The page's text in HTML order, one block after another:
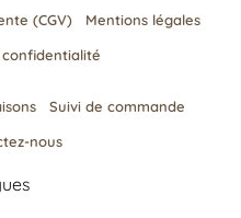
(CGV)
Mentions légales
Suivi de commande
nous